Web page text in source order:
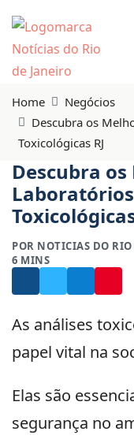
Home
Negócios
Descubra os
Toxicológicas RJ
Descubra
POR NOTICIAS DO
6 MINS
As análises
papel vital na
Elas são
segurança no